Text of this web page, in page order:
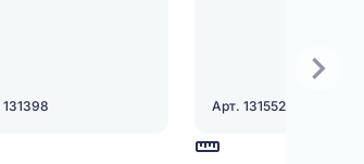
Арт. 131552